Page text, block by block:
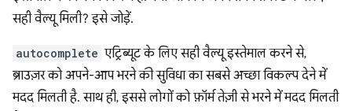
सही वैल्यू मिली? इसे जोड़ें.
autocomplete एट्रिब्यूट के लिए सही वैल्यू इस्तेमाल करने से,
ब्राउज़र को अपने-आप भरने की सुविधा का सबसे अच्छा विकल्प देने में
मदद मिलती है. साथ ही, इससे लोगों को फ़ॉर्म तेज़ी से भरने में मदद मिलती